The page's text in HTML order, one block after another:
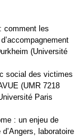
comment les
(Université
social des victimes
(UMR 7218
Paris
: un enjeu de
d’Angers, laboratoire